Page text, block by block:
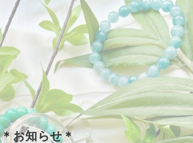
＊お知らせ＊